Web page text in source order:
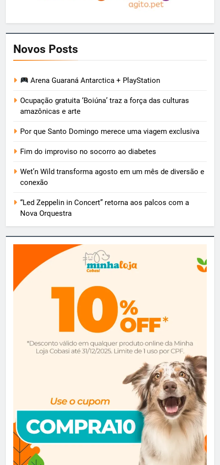
Novos Posts
Arena Guaraná Antarctica + PlayStation
Ocupação gratuita ‘Boiúna’ traz a força das culturas
amazônicas e arte
Por que Santo Domingo merece uma viagem exclusiva
Fim do improviso no socorro ao diabetes
Wet’n Wild transforma agosto em um mês de diversão e
conexão
“Led Zeppelin in Concert” retorna aos palcos com a
Nova Orquestra